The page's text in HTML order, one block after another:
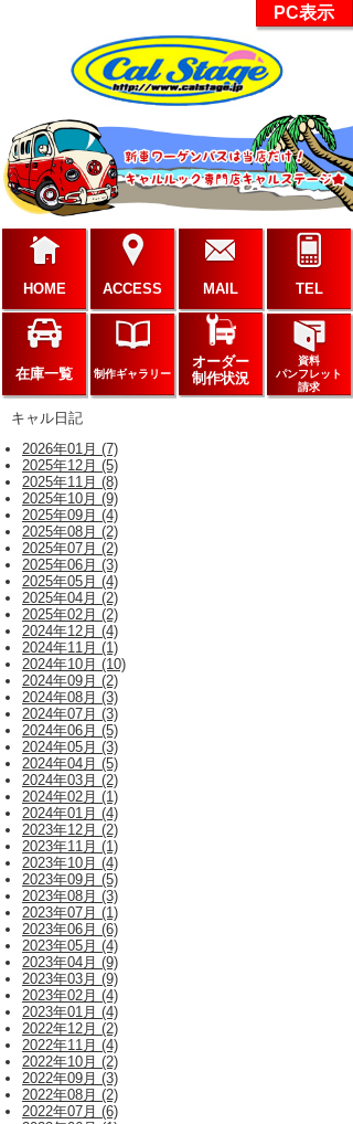
PC表示
HOME ACCESS MAIL TEL
在庫一覧 制作ギャラリー
オーダー
制作状況
資料
パンフレット
請求
キャル日記
2026年01月 (7)
2025年12月 (5)
2025年11月 (8)
2025年10月 (9)
2025年09月 (4)
2025年08月 (2)
2025年07月 (2)
2025年06月 (3)
2025年05月 (4)
2025年04月 (2)
2025年02月 (2)
2024年12月 (4)
2024年11月 (1)
2024年10月 (10)
2024年09月 (2)
2024年08月 (3)
2024年07月 (3)
2024年06月 (5)
2024年05月 (3)
2024年04月 (5)
2024年03月 (2)
2024年02月 (1)
2024年01月 (4)
2023年12月 (2)
2023年11月 (1)
2023年10月 (4)
2023年09月 (5)
2023年08月 (3)
2023年07月 (1)
2023年06月 (6)
2023年05月 (4)
2023年04月 (9)
2023年03月 (9)
2023年02月 (4)
2023年01月 (4)
2022年12月 (2)
2022年11月 (4)
2022年10月 (2)
2022年09月 (3)
2022年08月 (2)
2022年07月 (6)